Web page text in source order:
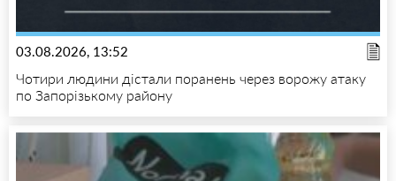
03.08.2026, 13:52
Чотири людини дістали поранень через ворожу атаку
по Запорізькому району